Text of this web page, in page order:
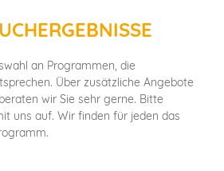
an Programmen, die
Über zusätzliche Angebote
wir Sie sehr gerne. Bitte
uns auf. Wir finden für jeden das